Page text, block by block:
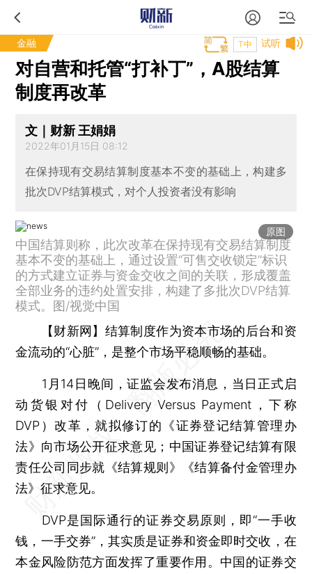
金融 试听
T中
对自营和托管“打补丁”，A股结算
制度再改革
文｜财新 王娟娟
2022年01月15日 08:12
在保持现有交易结算制度基本不变的基础上，构建多
批次DVP结算模式，对个人投资者没有影响
原图
中国结算则称，此次改革在保持现有交易结算制度
基本不变的基础上，通过设置“可售交收锁定”标识
的方式建立证券与资金交收之间的关联，形成覆盖
全部业务的违约处置安排，构建了多批次DVP结算
模式。图/视觉中国
【财新网】 结算制度作为资本市场的后台和资
金流动的“心脏”，是整个市场平稳顺畅的基础。
1月14日晚间，证监会发布消息，当日正式启
动货银对付（Delivery Versus Payment，下称
DVP）改革，就拟修订的《证券登记结算管理办
法》向市场公开征求意见；中国证券登记结算有限
责任公司同步就《结算规则》《结算备付金管理办
法》征求意见。
DVP是国际通行的证券交易原则，即“一手收
钱，一手交券”，其实质是证券和资金即时交收，在
本金风险防范方面发挥了重要作用。中国的证券交